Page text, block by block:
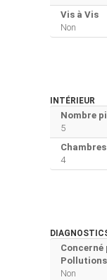
Vis à Vis
Non
INTÉRIEUR
Nombre
5
Chambres
4
Concerné
Pollutions
Non